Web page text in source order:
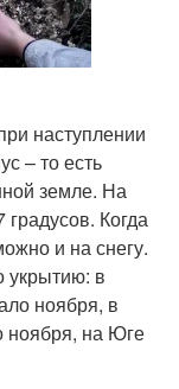
наступлении
– то есть
земле. На
Когда
и на снегу.
укрытию: в
ноября, в
ноября, на Юге